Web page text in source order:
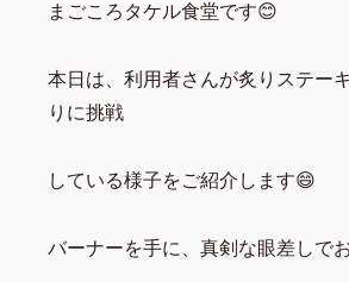
まごころタケル食堂です😊
本日は、利用者さんが炙りステー
りに挑戦
している様子をご紹介します😄
バーナーを手に、真剣な眼差しで